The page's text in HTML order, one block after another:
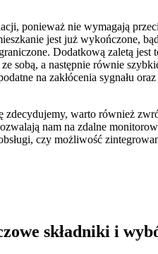
ponieważ nie wymagają
jest już wykończone,
Dodatkową zaletą
sobą, a następnie równie
na zakłócenia sygnału
zdecydujemy, warto również
nam na zdalne
czy możliwość
składniki i